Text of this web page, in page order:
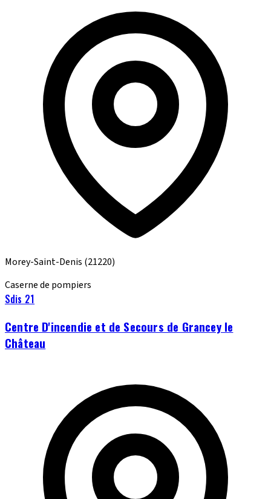
Morey-Saint-Denis (21220)
Caserne de pompiers
Sdis 21
Centre D'incendie et de Secours de Grancey le
Château